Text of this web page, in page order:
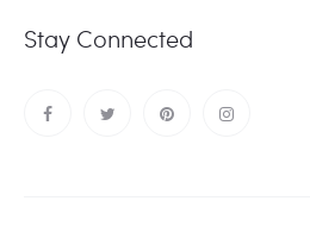
Stay Connected